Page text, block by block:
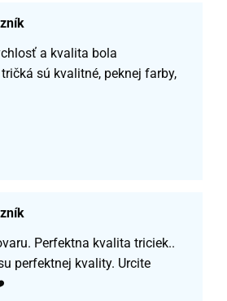
a kvalita bola
sú kvalitné, peknej farby,
Perfektna kvalita triciek..
perfektnej kvality. Urcite